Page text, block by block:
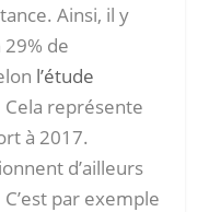
Ainsi, il y
de
l’étude
Cela représente
à 2017.
d’ailleurs
par exemple